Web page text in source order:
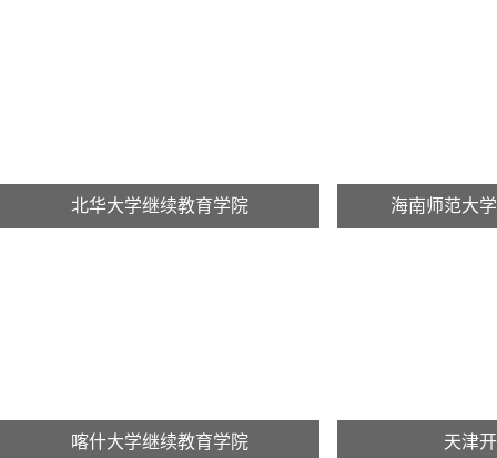
北华大学继续教育学院 海南师范大
喀什大学继续教育学院 天津